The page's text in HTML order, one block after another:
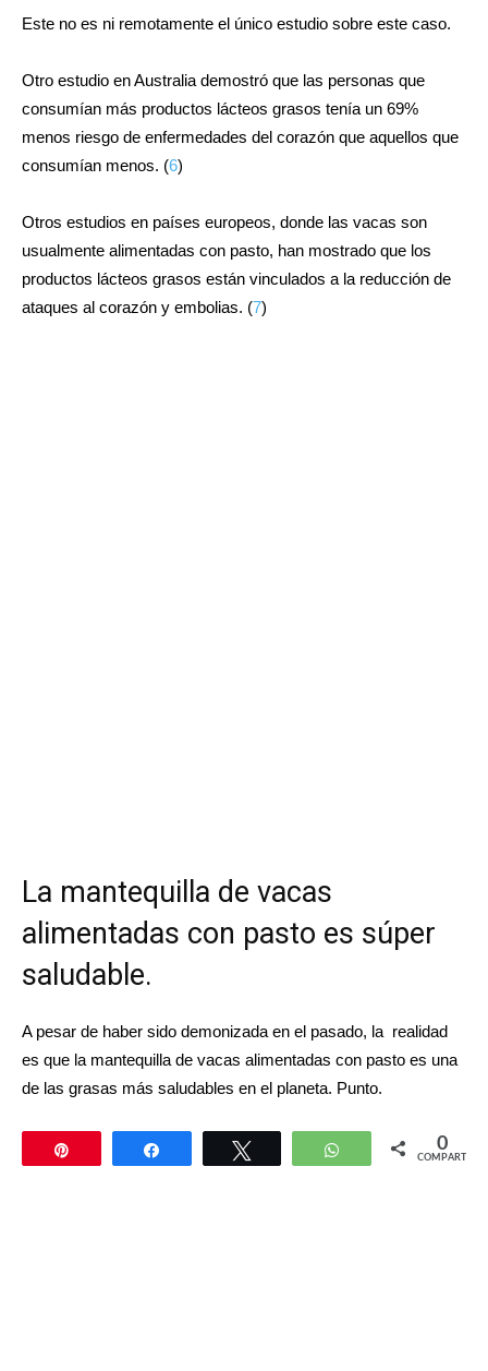
Este no es ni remotamente el único estudio sobre este caso.
Otro estudio en Australia demostró que las personas que
consumían más productos lácteos grasos tenía un 69%
menos riesgo de enfermedades del corazón que aquellos que
consumían menos. (6)
Otros estudios en países europeos, donde las vacas son
usualmente alimentadas con pasto, han mostrado que los
productos lácteos grasos están vinculados a la reducción de
ataques al corazón y embolias. (7)
La mantequilla de vacas
alimentadas con pasto es súper
saludable.
A pesar de haber sido demonizada en el pasado, la realidad
es que la mantequilla de vacas alimentadas con pasto es una
de las grasas más saludables en el planeta. Punto.
Compartir WhatsApp 0
COMPARTIR